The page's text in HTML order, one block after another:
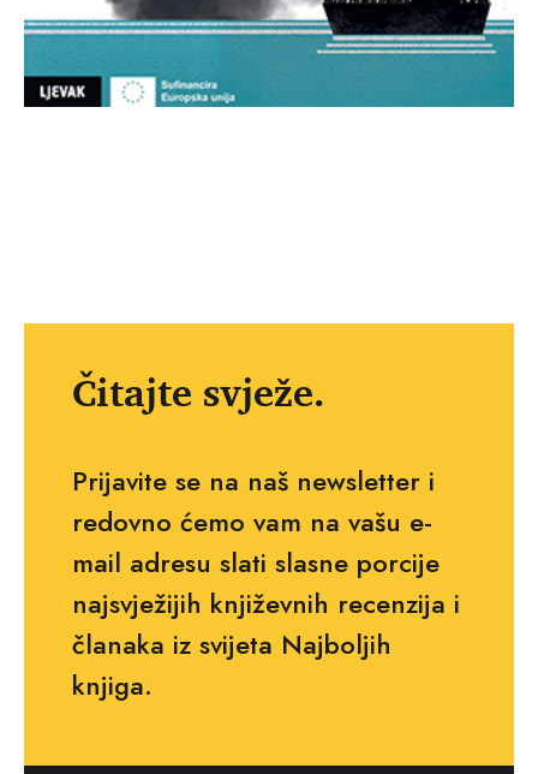
Čitajte svježe.
Prijavite se na naš newsletter i
redovno ćemo vam na vašu e-
mail adresu slati slasne porcije
najsvježijih književnih recenzija i
članaka iz svijeta Najboljih
knjiga.